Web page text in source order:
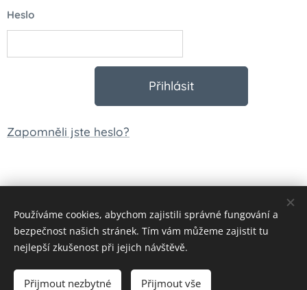
Heslo
Přihlásit
Zapomněli jste heslo?
© 2023 Všechna práva vyhrazena
Cookies
CZK Kč
EUR €
Používáme cookies, abychom zajistili správné fungování a
bezpečnost našich stránek. Tím vám můžeme zajistit tu
nejlepší zkušenost při jejich návštěvě.
Přijmout nezbytné Přijmout vše